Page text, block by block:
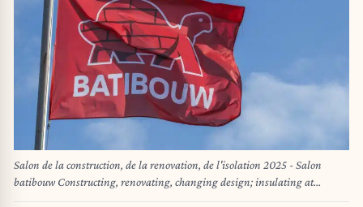
Salon de la construction, de la renovation, de l'isolation 2025 - Salon
batibouw Constructing, renovating, changing design; insulating at
Batibouw in brussels 16/02/2025